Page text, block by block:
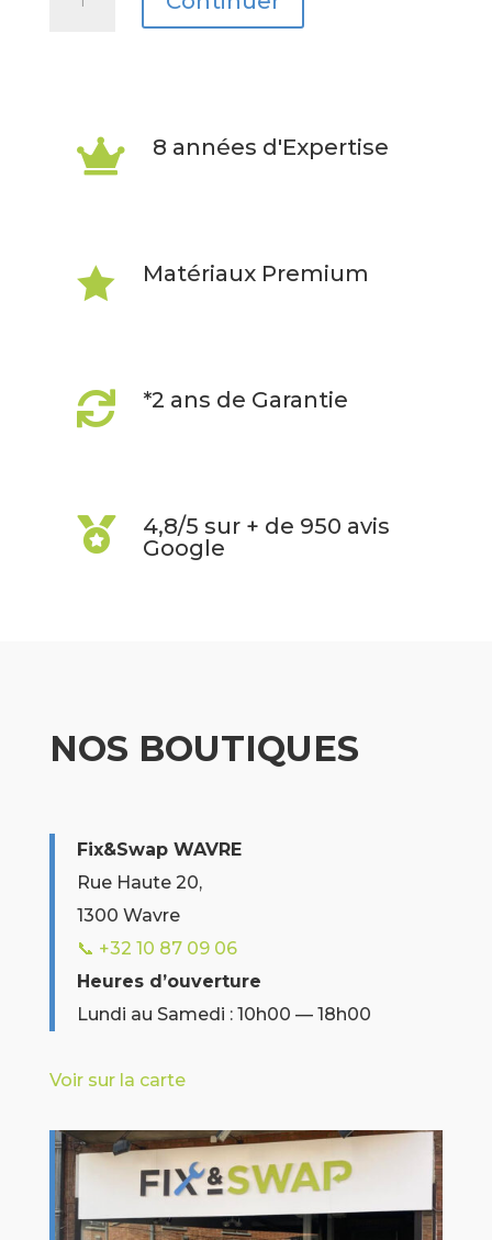
 8 années d'Expertise
 Matériaux Premium
 *2 ans de Garantie

4,8/5 sur + de 950 avis
Google
NOS BOUTIQUES
Fix&Swap WAVRE
Rue Haute 20,
1300 Wavre
📞 +32 10 87 09 06
Heures d’ouverture
Lundi au Samedi : 10h00 — 18h00
Voir sur la carte